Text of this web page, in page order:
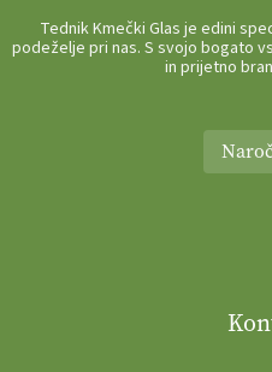
Tednik Kmečki Glas je edini
podeželje pri nas. S svojo bogato
in prijetno